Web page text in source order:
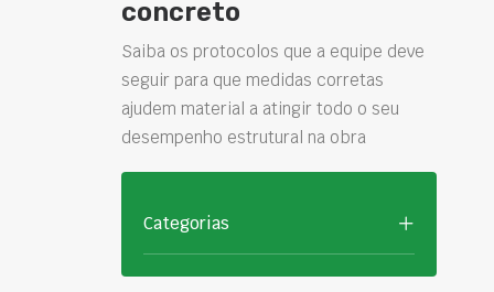
concreto
Saiba os protocolos que a equipe deve
seguir para que medidas corretas
ajudem material a atingir todo o seu
desempenho estrutural na obra
Categorias